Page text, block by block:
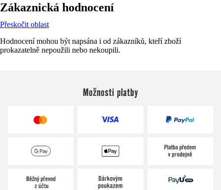
Zákaznická hodnocení
Přeskočit oblast
Hodnocení mohou být napsána i od zákazníků, kteří zboží
prokazatelně nepoužili nebo nekoupili.
Možnosti platby